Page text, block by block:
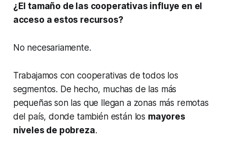
¿El tamaño de las cooperativas influye en el
acceso a estos recursos?
No necesariamente.
Trabajamos con cooperativas de todos los
segmentos. De hecho, muchas de las más
pequeñas son las que llegan a zonas más remotas
del país, donde también están los mayores
niveles de pobreza.